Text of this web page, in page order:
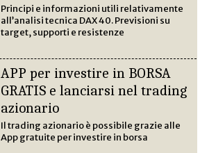
Principi e informazioni utili relativamente
all’analisi tecnica DAX 40. Previsioni su
target, supporti e resistenze
APP per investire in BORSA
GRATIS e lanciarsi nel trading
azionario
Il trading azionario è possibile grazie alle
App gratuite per investire in borsa